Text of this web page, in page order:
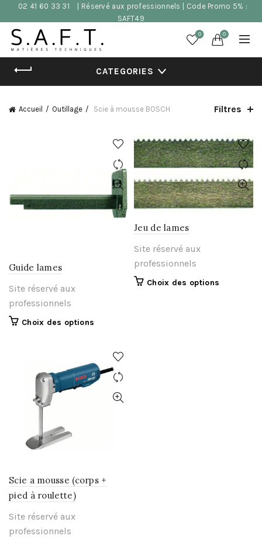
02 41 60 33 31
| Réservé aux professionnels | Code Promo 5% :
SAFT49
0 0
CATEGORIES
Accueil Outillage Scie à mousse BOSCH Filtres
Guide lames
Site réservé aux
professionnels
Choix des options
plusieurs
variations.
Les
options
page
du
Jeu de lames
Site réservé aux
professionnels
Choix des options
Scie a mousse (corps +
pied à roulette)
Site réservé aux
professionnels